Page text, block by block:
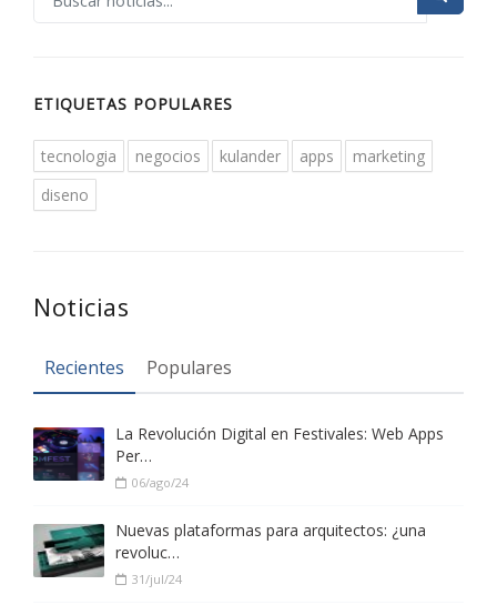
ETIQUETAS POPULARES
tecnologia negocios kulander apps
marketing
diseno
Noticias
Recientes Populares
La Revolución Digital en Festivales: Web Apps
Per…
06/ago/24
Nuevas plataformas para arquitectos: ¿una
revoluc…
31/jul/24